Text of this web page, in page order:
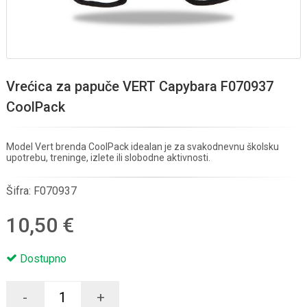
Vrećica za papuče VERT Capybara F070937
CoolPack
Model Vert brenda CoolPack idealan je za svakodnevnu školsku
upotrebu, treninge, izlete ili slobodne aktivnosti.
Šifra: F070937
10,50 €
Dostupno
- +